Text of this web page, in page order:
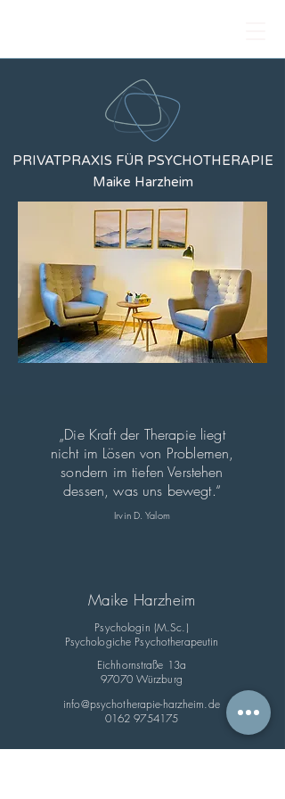
PRIVATPRAXIS FÜR PSYCHOTHERAPIE
Maike Harzheim
„Die Kraft der Therapie liegt
nicht im Lösen von Problemen,
sondern im tiefen Verstehen
dessen, was uns bewegt.“
Irvin D. Yalom
Maike Harzheim
Psychologin (M.Sc.)
Psychologiche Psychotherapeutin
Eichhornstraße 13a
97070 Würzburg
info@psychotherapie-harzheim.de
0162 9754175